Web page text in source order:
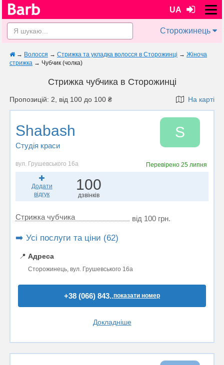
UA
Сторожинець
→ Волосся → Стрижка та укладка волосся в Сторожинці → Жіноча
стрижка → Чубчик (чолка)
Стрижка чубчика в Сторожинці
Пропозицій: 2, від 100 до 100 ₴ На карті
Shabash
Студія краси
S
вул. Грушевського 16а Перевірено 25 липня
Додати
відгук
100
дзвінків
Стрижка чубчика від 100 грн.
➡️ Усі послуги та ціни (62)
📍 Адреса
Сторожинець, вул. Грушевського 16а
+38 (066) 843..показати номер
Докладніше